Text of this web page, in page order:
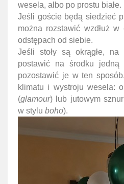
wesela, albo po prostu białe.
Jeśli goście będą siedzieć
można rozstawić wzdłuż w
odstępach od siebie.
Jeśli stoły są okrągłe,
postawić na środku
pozostawić je w ten
klimatu i wystroju wesela:
(glamour) lub jutowym
w stylu boho).